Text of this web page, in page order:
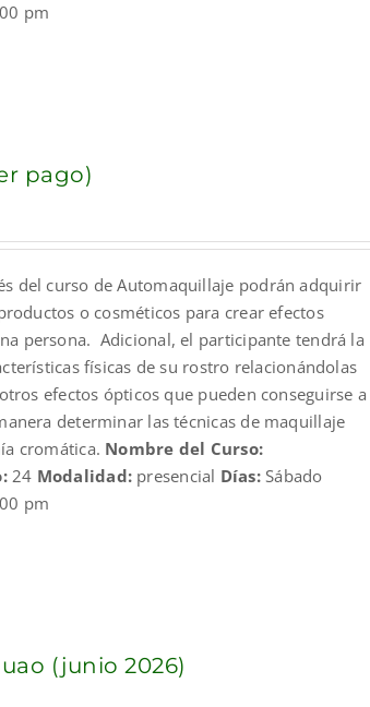
pm
pago)
del curso de Automaquillaje podrán adquirir
o cosméticos para crear efectos
persona. Adicional, el participante tendrá la
físicas de su rostro relacionándolas
efectos ópticos que pueden conseguirse a
determinar las técnicas de maquillaje
cromática. Nombre del Curso:
24 Modalidad: presencial Días:Sábado
pm
(junio 2026)